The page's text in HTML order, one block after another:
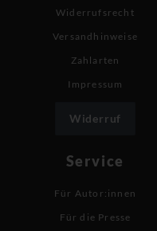
Widerrufsrecht
Versandhinweise
Zahlarten
Impressum
Widerruf
Service
Für Autor:innen
Für die Presse